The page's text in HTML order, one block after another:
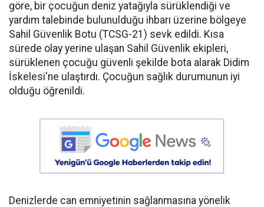
göre, bir çocuğun deniz yatağıyla sürüklendiği ve
yardım talebinde bulunulduğu ihbarı üzerine bölgeye
Sahil Güvenlik Botu (TCSG-21) sevk edildi. Kısa
sürede olay yerine ulaşan Sahil Güvenlik ekipleri,
sürüklenen çocuğu güvenli şekilde bota alarak Didim
İskelesi'ne ulaştırdı. Çocuğun sağlık durumunun iyi
olduğu öğrenildi.
Denizlerde can emniyetinin sağlanmasına yönelik